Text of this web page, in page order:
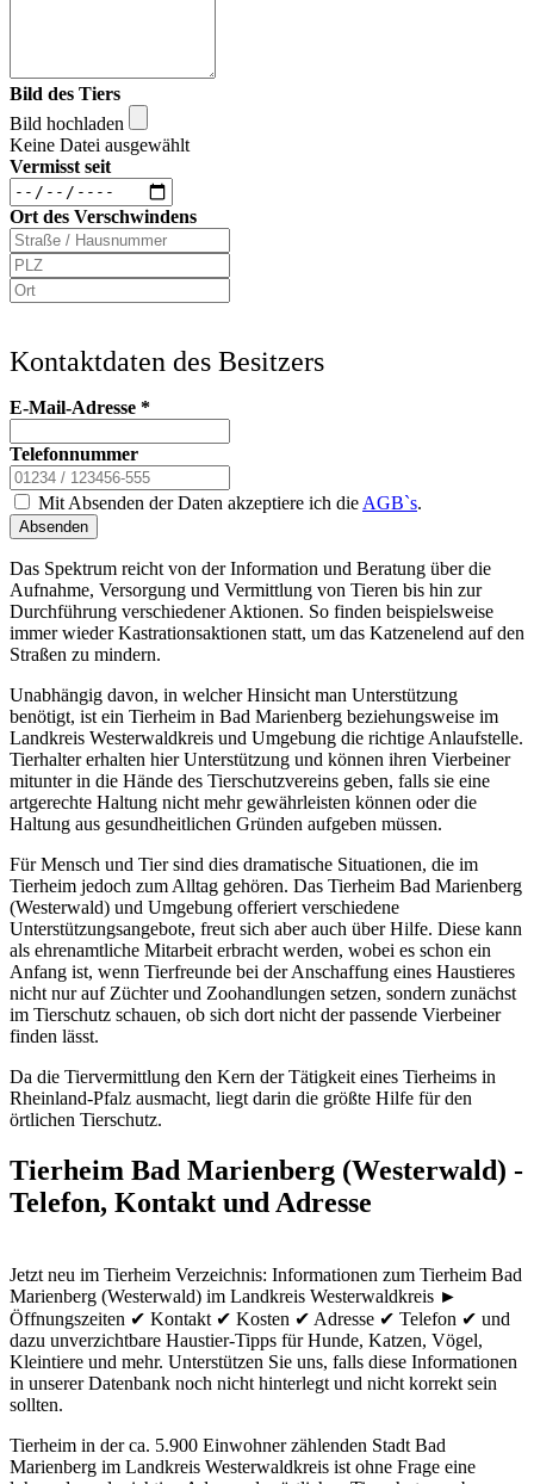
Bild des Tiers
Bild hochladen
Keine Datei ausgewählt
Vermisst seit
Ort des Verschwindens
Kontaktdaten des Besitzers
E-Mail-Adresse *
Telefonnummer
Mit Absenden der Daten akzeptiere ich die AGB`s.
Absenden
Das Spektrum reicht von der Information und Beratung über die
Aufnahme, Versorgung und Vermittlung von Tieren bis hin zur
Durchführung verschiedener Aktionen. So finden beispielsweise
immer wieder Kastrationsaktionen statt, um das Katzenelend auf den
Straßen zu mindern.
Unabhängig davon, in welcher Hinsicht man Unterstützung
benötigt, ist ein Tierheim in Bad Marienberg beziehungsweise im
Landkreis Westerwaldkreis und Umgebung die richtige Anlaufstelle.
Tierhalter erhalten hier Unterstützung und können ihren Vierbeiner
mitunter in die Hände des Tierschutzvereins geben, falls sie eine
artgerechte Haltung nicht mehr gewährleisten können oder die
Haltung aus gesundheitlichen Gründen aufgeben müssen.
Für Mensch und Tier sind dies dramatische Situationen, die im
Tierheim jedoch zum Alltag gehören. Das Tierheim Bad Marienberg
(Westerwald) und Umgebung offeriert verschiedene
Unterstützungsangebote, freut sich aber auch über Hilfe. Diese kann
als ehrenamtliche Mitarbeit erbracht werden, wobei es schon ein
Anfang ist, wenn Tierfreunde bei der Anschaffung eines Haustieres
nicht nur auf Züchter und Zoohandlungen setzen, sondern zunächst
im Tierschutz schauen, ob sich dort nicht der passende Vierbeiner
finden lässt.
Da die Tiervermittlung den Kern der Tätigkeit eines Tierheims in
Rheinland-Pfalz ausmacht, liegt darin die größte Hilfe für den
örtlichen Tierschutz.
Tierheim Bad Marienberg (Westerwald) -
Telefon, Kontakt und Adresse
Jetzt neu im Tierheim Verzeichnis: Informationen zum Tierheim Bad
Marienberg (Westerwald) im Landkreis Westerwaldkreis ►
Öffnungszeiten ✔ Kontakt ✔ Kosten ✔ Adresse ✔ Telefon ✔ und
dazu unverzichtbare Haustier-Tipps für Hunde, Katzen, Vögel,
Kleintiere und mehr. Unterstützen Sie uns, falls diese Informationen
in unserer Datenbank noch nicht hinterlegt und nicht korrekt sein
sollten.
Tierheim in der ca. 5.900 Einwohner zählenden Stadt Bad
Marienberg im Landkreis Westerwaldkreis ist ohne Frage eine